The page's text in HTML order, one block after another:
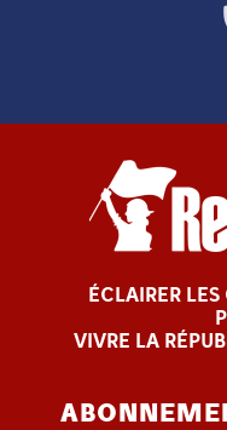
ÉCLAIRER
VIVRE LA